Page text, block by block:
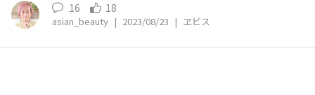
16 18
asian_beauty | 2023/08/23 | ヱビス